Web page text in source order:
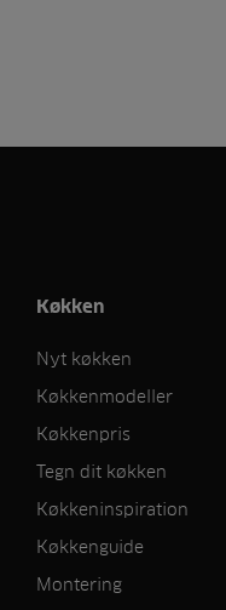
Køkken
Nyt køkken
Køkkenmodeller
Køkkenpris
Tegn dit køkken
Køkkeninspiration
Køkkenguide
Montering